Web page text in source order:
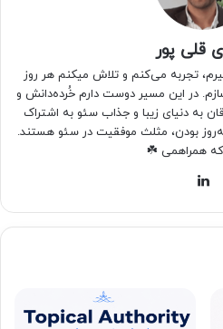
قلی پور
تجربه می‌کنم و تلاش میکنم هر روز
در این مسیر دوست دارم خُرده‌دانش و
به دنیای زیبا و جذاب سئو به اشتراک
بودن، مثلث موفقیت در سئو هستند.
همراهمی ☘️